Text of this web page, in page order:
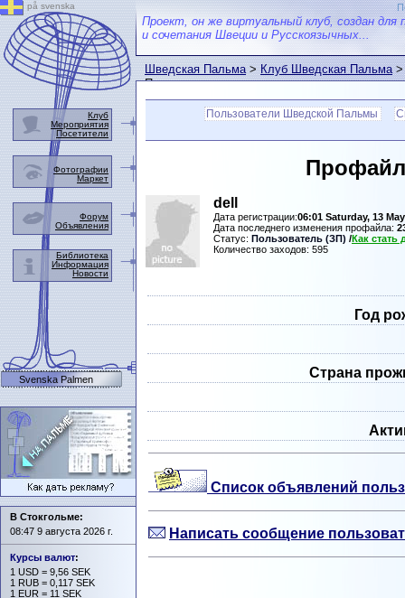
Проект, он же виртуальный клуб, создан для
и сочетания Швеции и Русскоязычных...
Шведская Пальма>Клуб Шведская Пальма>
Пальмы
Пользователи Шведской Пальмы
dell
Дата регистрации:06:01 Saturday, 13
Дата последнего изменения профайла:
Статус: Пользователь (ЗП) /Как
Количество заходов: 595
Год
Страна
Список объявлений
Написать сообщение
på svenska
Клуб
Мероприятия
Посетители
Фотографии
Маркет
Форум
Объявления
Библиотека
Информация
Новости
Svenska Palmen
В Стокгольме:
08:47 9 августа 2026 г.
Курсы валют:
1 USD = 9,56 SEK
1 RUB = 0,117 SEK
1 EUR = 11 SEK